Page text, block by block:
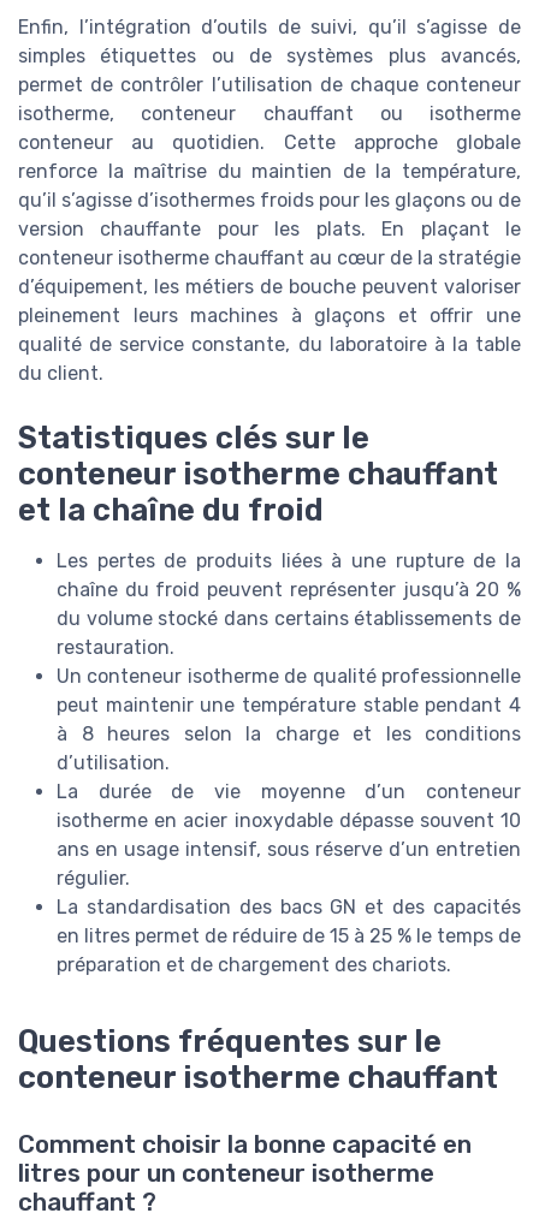
Enfin, l’intégration d’outils de suivi, qu’il s’agisse de
simples étiquettes ou de systèmes plus avancés,
permet de contrôler l’utilisation de chaque conteneur
isotherme, conteneur chauffant ou isotherme
conteneur au quotidien. Cette approche globale
renforce la maîtrise du maintien de la température,
qu’il s’agisse d’isothermes froids pour les glaçons ou de
version chauffante pour les plats. En plaçant le
conteneur isotherme chauffant au cœur de la stratégie
d’équipement, les métiers de bouche peuvent valoriser
pleinement leurs machines à glaçons et offrir une
qualité de service constante, du laboratoire à la table
du client.
Statistiques clés sur le
conteneur isotherme chauffant
et la chaîne du froid
Les pertes de produits liées à une rupture de la
chaîne du froid peuvent représenter jusqu’à 20 %
du volume stocké dans certains établissements de
restauration.
Un conteneur isotherme de qualité professionnelle
peut maintenir une température stable pendant 4
à 8 heures selon la charge et les conditions
d’utilisation.
La durée de vie moyenne d’un conteneur
isotherme en acier inoxydable dépasse souvent 10
ans en usage intensif, sous réserve d’un entretien
régulier.
La standardisation des bacs GN et des capacités
en litres permet de réduire de 15 à 25 % le temps de
préparation et de chargement des chariots.
Questions fréquentes sur le
conteneur isotherme chauffant
Comment choisir la bonne capacité en
litres pour un conteneur isotherme
chauffant ?